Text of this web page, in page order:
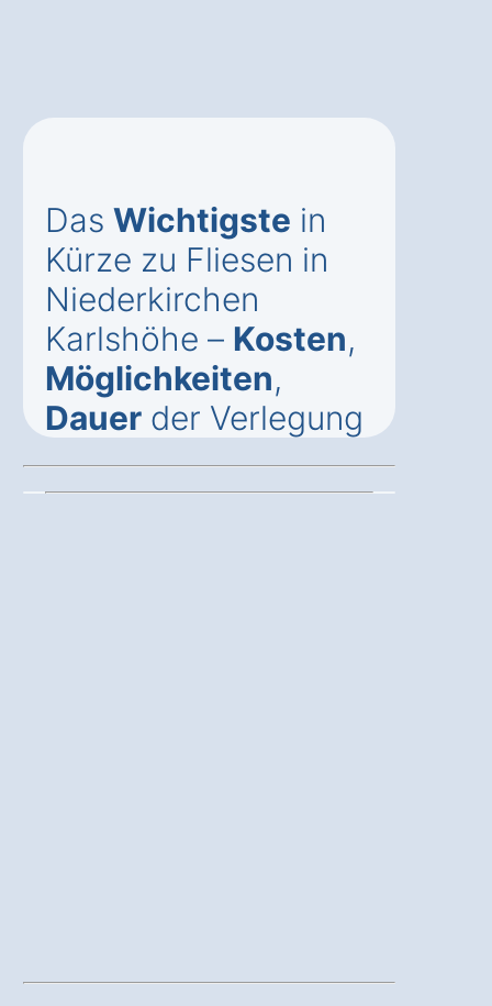
Das Wichtigste in
Kürze zu Fliesen in
Niederkirchen
Karlshöhe – Kosten,
Möglichkeiten,
Dauer der Verlegung